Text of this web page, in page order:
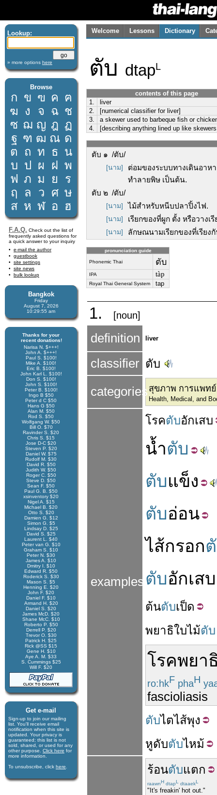
Lookup:
» more options here
Browse
ก ข ฃ ค ฅ
ฆ ง จ ฉ ช
ซ ฌ ญ ฎ ฏ
ฐ ฑ ฒ ณ ด
ต ถ ท ธ น
บ ป ผ ฝ พ
ฟ ภ ม ย
ร
ฤ
ล ว ศ ษ
ส ห ฬ อ ฮ
F.A.Q. Check out the list of
frequently asked questions for
a quick answer to your inquiry
e-mail the author
guestbook
site settings
site news
bulk lookup
Bangkok
Friday
August 7, 2026
10:29:56 am
Thanks for your
recent donations!
Narisa N. $+++!
John A. $+++!
Paul S. $100!
Mike A. $100!
Eric B. $100!
John Karl L. $100!
Don S. $100!
John S. $100!
Peter B. $100!
Ingo B $50
Peter d C $50
Hans G $50
Alan M. $50
Rod S. $50
Wolfgang W. $50
Bill O. $70
Ravinder S. $20
Chris S. $15
Jose D-C $20
Steven P. $20
Daniel W. $75
Rudolf M. $30
David R. $50
Judith W. $50
Roger C. $50
Steve D. $50
Sean F. $50
Paul G. B. $50
xsinventory $20
Nigel A. $15
Michael B. $20
Otto S. $20
Damien G. $12
Simon G. $5
Lindsay D. $25
David S. $25
Laurent L. $40
Peter van G. $10
Graham S. $10
Peter N. $30
James A. $10
Dmitry I. $10
Edward R. $50
Roderick S. $30
Mason S. $5
Henning E. $20
John F. $20
Daniel F. $10
Armand H. $20
Daniel S. $20
James McD. $20
Shane McC. $10
Roberto P. $50
Derrell P. $20
Trevor O. $30
Patrick H. $25
Rick @SS $15
Gene H. $10
Aye A. M. $33
S. Cummings $25
Will F. $20
Get e-mail
Sign-up to join our mail­ing
list. You'll receive e­mail
notification when this site is
updated. Your privacy is
guaran­teed; this list is not
sold, shared, or used for any
other purpose. Click here for
more infor­mation.
To unsubscribe, click here
Welcome Lessons Dictionary
ตับ dtapL
contents of this page
1.
liver
2.
[numerical classifier for liver]
3.
a skewer used to barbeque fish or
4.
[describing anything lined up like
ตับ ๑ /ตับ/
[นาม]
ต่อมของระบบทางเดินอา
ทำลายพิษ เป็นต้น.
ตับ ๒ /ตับ/
[นาม] ไม้สำหรับหนีบปลาปิ้งไฟ.
[นาม] เรียกของที่ผูก ตั้ง หรือวาง
[นาม] ลักษณนามเรียกของที่เรียง
pronunciation guide
Phonemic Thai ตับ
IPA tàp
Royal Thai General System tap
1. [noun]
definition liver
classifier ตับ
categories สุขภาพ การแพทย์
Health, Medical, and
examples
โรคตับอักเสบ
น้ำตับ
ตับแข็ง
ตับอ่อน
ไส้กรอก
ตับอักเสบ
ต้นตับเป็ด
พยาธิใบไม้ตับ
โรคพยา
ro:hkF phaH
fascioliasis
ตับไตไส้พุง
หูดับตับไหม้
ร้อนตับแตก
raawnH dtapL dtaaekL
"It's freakin' hot out."